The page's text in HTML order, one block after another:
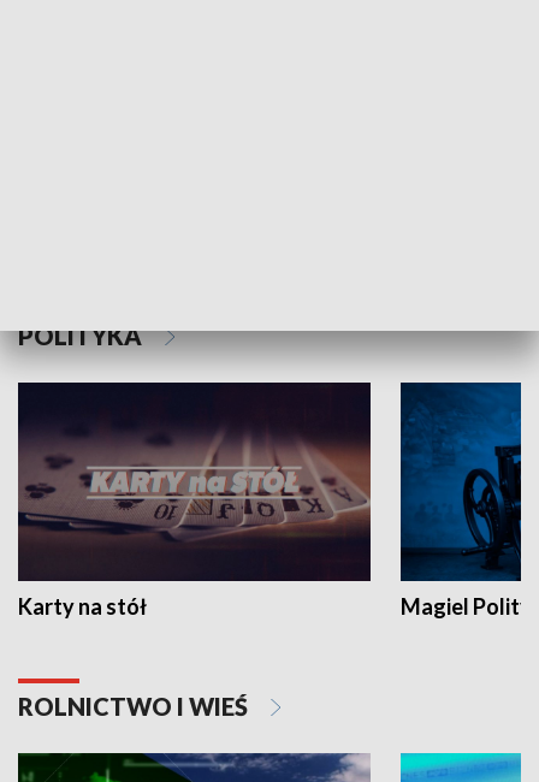
POLITYKA
Karty na stół Magiel
ROLNICTWO I WIEŚ